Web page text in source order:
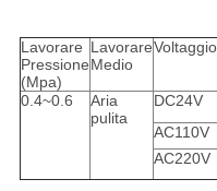
Lavorare
Pressione
(Mpa)
Lavorare
Medio
Voltaggio
0.4~0.6
Aria
pulita
DC24V
AC110V
AC220V